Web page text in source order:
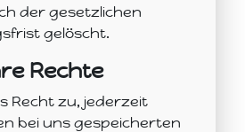
der gesetzlichen
gelöscht.
Rechte
Recht zu, jederzeit
bei uns gespeicherten